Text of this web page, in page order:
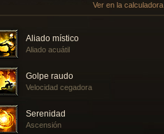
Ver en la calculadora
Aliado místico
Aliado acuátil
Golpe raudo
Velocidad cegadora
Serenidad
Ascensión